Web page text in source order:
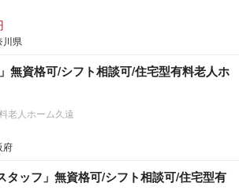
川県
無資格可/シフト相談可/住宅型有料老人ホ
老人ホーム久遠
府
タッフ」無資格可/シフト相談可/住宅型有